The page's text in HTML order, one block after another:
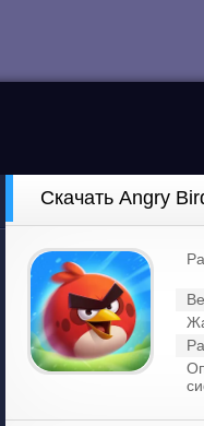
Скачать Angry